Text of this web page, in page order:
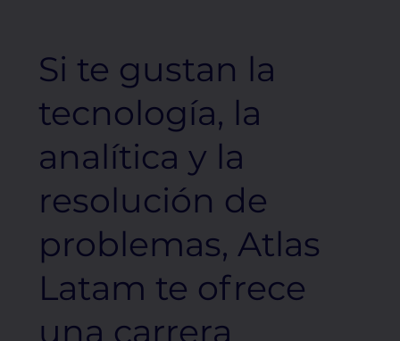
Si te gustan la
tecnología, la
analítica y la
resolución de
problemas, Atlas
Latam te ofrece
una carrera